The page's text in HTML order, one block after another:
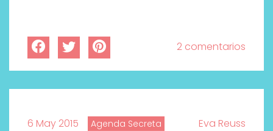
2 comentarios
6 May 2015 Agenda Secreta Eva Reuss